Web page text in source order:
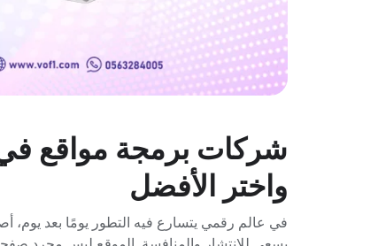
شركات برمجة مواقع
واختر الأفضل
في عالم رقمي يتسارع فيه التطور يومًا بعد يوم،